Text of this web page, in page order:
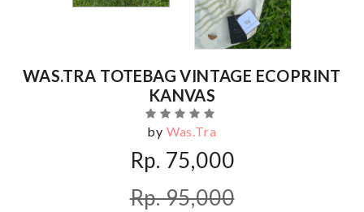
WAS.TRA TOTEBAG VINTAGE ECOPRINT
KANVAS
by Was.Tra
Rp. 75,000
Rp. 95,000